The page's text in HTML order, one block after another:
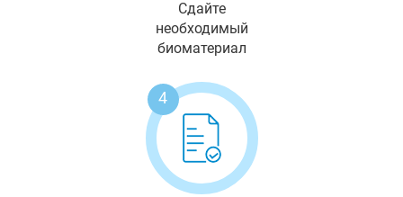
Сдайте
необходимый
биоматериал
4